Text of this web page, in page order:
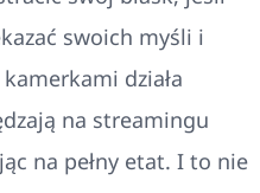
swoich myśli i
działa
na streamingu
na pełny etat. I to nie